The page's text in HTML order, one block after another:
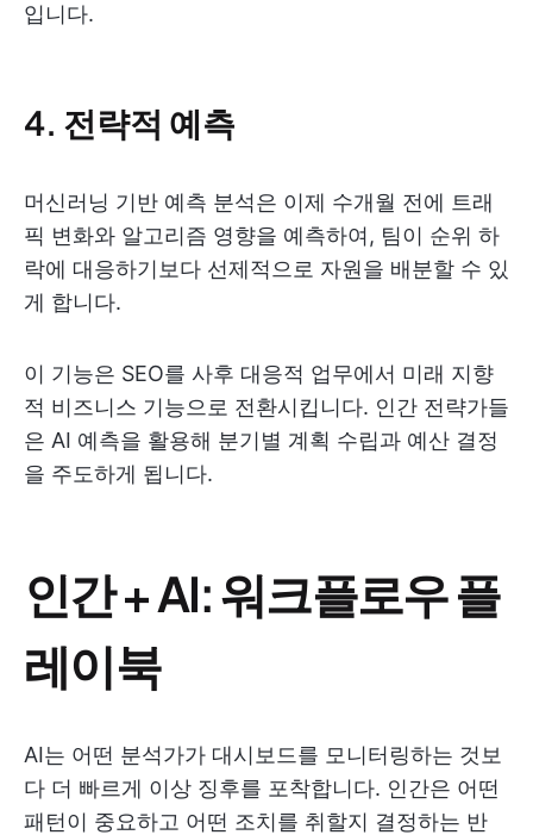
입니다.
4. 전략적 예측
머신러닝 기반 예측 분석은 이제 수개월 전에 트래
픽 변화와 알고리즘 영향을 예측하여, 팀이 순위 하
락에 대응하기보다 선제적으로 자원을 배분할 수 있
게 합니다.
이 기능은 SEO를 사후 대응적 업무에서 미래 지향
적 비즈니스 기능으로 전환시킵니다. 인간 전략가들
은 AI 예측을 활용해 분기별 계획 수립과 예산 결정
을 주도하게 됩니다.
인간 + AI: 워크플로우 플
레이북
AI는 어떤 분석가가 대시보드를 모니터링하는 것보
다 더 빠르게 이상 징후를 포착합니다. 인간은 어떤
패턴이 중요하고 어떤 조치를 취할지 결정하는 반